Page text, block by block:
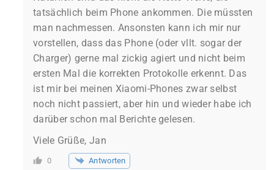
tatsächlich beim Phone ankommen. Die müssten
man nachmessen. Ansonsten kann ich mir nur
vorstellen, dass das Phone (oder vllt. sogar der
Charger) gerne mal zickig agiert und nicht beim
ersten Mal die korrekten Protokolle erkennt. Das
ist mir bei meinen Xiaomi-Phones zwar selbst
noch nicht passiert, aber hin und wieder habe ich
darüber schon mal Berichte gelesen.
Viele Grüße, Jan
0 Antworten